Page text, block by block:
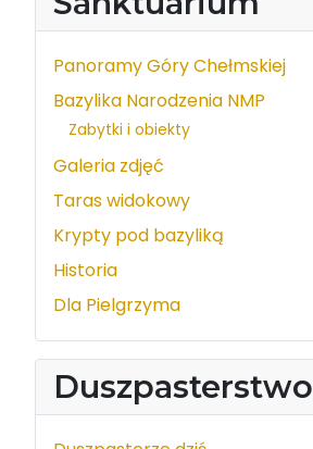
Panoramy Góry Chełmskiej
Bazylika Narodzenia NMP
Zabytki i obiekty
Galeria zdjęć
Taras widokowy
Krypty pod bazyliką
Historia
Dla Pielgrzyma
Duszpasterstwo